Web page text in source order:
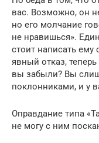
вас. Возможно, он
но его молчание
не нравишься».
стоит написать ему
явный отказ,
вы забыли? Вы
поклонниками, и у
Оправдание типа
не могу с ним